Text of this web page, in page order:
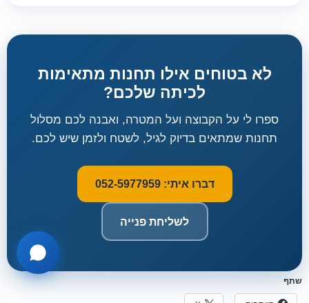
לא בטוחים אילו תחנות מתאימות
לכיתה שלכם?
ספרו לי על הקבוצה ועל המטרה, ואבנה לכם מסלול
תחנות שמתאים בדיוק לגיל, לשטח ולזמן שיש לכם.
דברו איתי: 052-5977959
לשליחת פנייה
שתף